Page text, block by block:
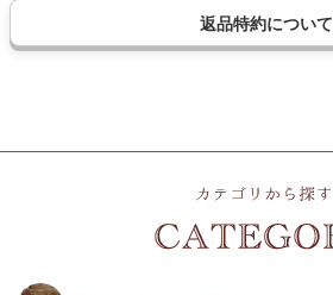
返品特約について